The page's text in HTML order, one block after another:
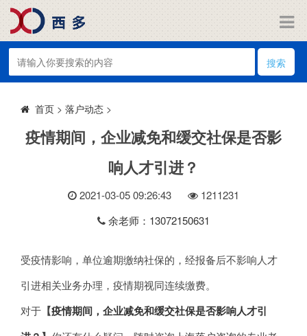
搜索
首页 > 落户动态 >
疫情期间，企业减免和缓交社保是否影
响人才引进？
2021-03-05 09:26:43 1211231
余老师：13072150631
受疫情影响，单位逾期缴纳社保的，经报备后不影响人才
引进相关业务办理，疫情期视同连续缴费。
对于 【疫情期间，企业减免和缓交社保是否影响人才引